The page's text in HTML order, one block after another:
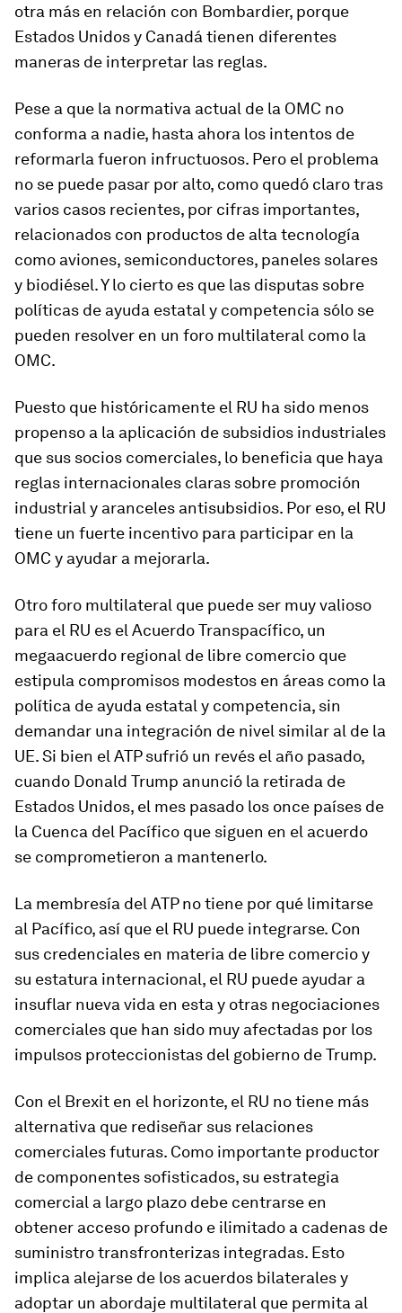
otra más en relación con Bombardier, porque
Estados Unidos y Canadá tienen diferentes
maneras de interpretar las reglas.
Pese a que la normativa actual de la OMC no
conforma a nadie, hasta ahora los intentos de
reformarla fueron infructuosos. Pero el problema
no se puede pasar por alto, como quedó claro tras
varios casos recientes, por cifras importantes,
relacionados con productos de alta tecnología
como aviones, semiconductores, paneles solares
y biodiésel. Y lo cierto es que las disputas sobre
políticas de ayuda estatal y competencia sólo se
pueden resolver en un foro multilateral como la
OMC.
Puesto que históricamente el RU ha sido menos
propenso a la aplicación de subsidios industriales
que sus socios comerciales, lo beneficia que haya
reglas internacionales claras sobre promoción
industrial y aranceles antisubsidios. Por eso, el RU
tiene un fuerte incentivo para participar en la
OMC y ayudar a mejorarla.
Otro foro multilateral que puede ser muy valioso
para el RU es el Acuerdo Transpacífico, un
megaacuerdo regional de libre comercio que
estipula compromisos modestos en áreas como la
política de ayuda estatal y competencia, sin
demandar una integración de nivel similar al de la
UE. Si bien el ATP sufrió un revés el año pasado,
cuando Donald Trump anunció la retirada de
Estados Unidos, el mes pasado los once países de
la Cuenca del Pacífico que siguen en el acuerdo
se comprometieron a mantenerlo.
La membresía del ATP no tiene por qué limitarse
al Pacífico, así que el RU puede integrarse. Con
sus credenciales en materia de libre comercio y
su estatura internacional, el RU puede ayudar a
insuflar nueva vida en esta y otras negociaciones
comerciales que han sido muy afectadas por los
impulsos proteccionistas del gobierno de Trump.
Con el Brexit en el horizonte, el RU no tiene más
alternativa que rediseñar sus relaciones
comerciales futuras. Como importante productor
de componentes sofisticados, su estrategia
comercial a largo plazo debe centrarse en
obtener acceso profundo e ilimitado a cadenas de
suministro transfronterizas integradas. Esto
implica alejarse de los acuerdos bilaterales y
adoptar un abordaje multilateral que permita al